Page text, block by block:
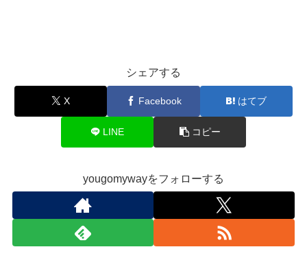
シェアする
X Facebook はてブ
LINE コピー
yougomywayをフォローする